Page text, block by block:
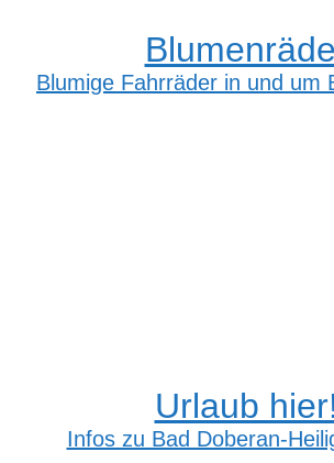
Blumige Fahrräder in und um
Urlaub hier!
Infos zu Bad Doberan-